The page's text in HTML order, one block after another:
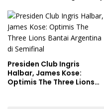
Presiden Club Ingris
Halbar, James Kose:
Optimis The Three Lions